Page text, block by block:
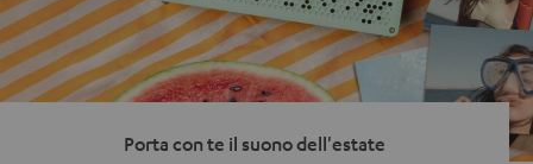
Porta con te il suono dell'estate